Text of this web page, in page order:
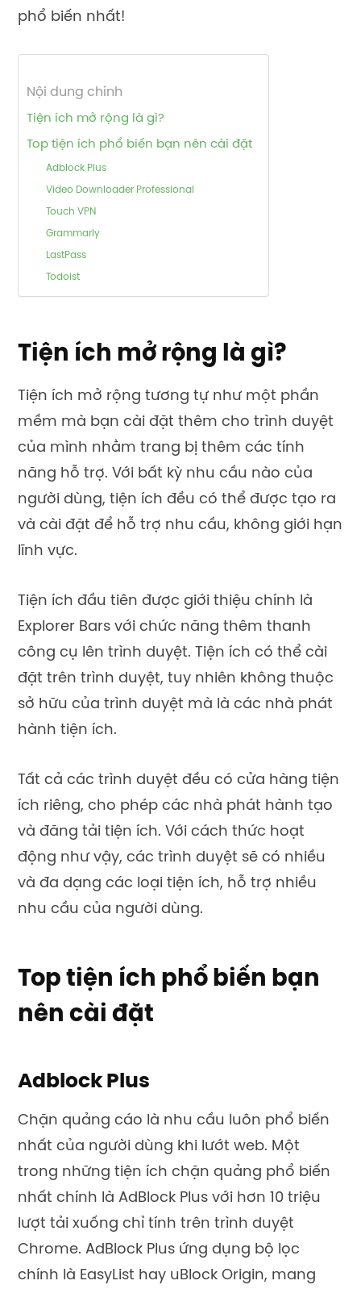
phổ biến nhất!
Nội dung chính
Tiện ích mở rộng là gì?
Top tiện ích phổ biến bạn nên cài đặt
Adblock Plus
Video Downloader Professional
Touch VPN
Grammarly
LastPass
Todoist
Tiện ích mở rộng là gì?
Tiện ích mở rộng tương tự như một phần
mềm mà bạn cài đặt thêm cho trình duyệt
của mình nhằm trang bị thêm các tính
năng hỗ trợ. Với bất kỳ nhu cầu nào của
người dùng, tiện ích đều có thể được tạo ra
và cài đặt để hỗ trợ nhu cầu, không giới hạn
lĩnh vực.
Tiện ích đầu tiên được giới thiệu chính là
Explorer Bars với chức năng thêm thanh
công cụ lên trình duyệt. Tiện ích có thể cài
đặt trên trình duyệt, tuy nhiên không thuộc
sở hữu của trình duyệt mà là các nhà phát
hành tiện ích.
Tất cả các trình duyệt đều có cửa hàng tiện
ích riêng, cho phép các nhà phát hành tạo
và đăng tải tiện ích. Với cách thức hoạt
động như vậy, các trình duyệt sẽ có nhiều
và đa dạng các loại tiện ích, hỗ trợ nhiều
nhu cầu của người dùng.
Top tiện ích phổ biến bạn
nên cài đặt
Adblock Plus
Chặn quảng cáo là nhu cầu luôn phổ biến
nhất của người dùng khi lướt web. Một
trong những tiện ích chặn quảng phổ biến
nhất chính là AdBlock Plus với hơn 10 triệu
lượt tải xuống chỉ tính trên trình duyệt
Chrome. AdBlock Plus ứng dụng bộ lọc
chính là EasyList hay uBlock Origin, mang